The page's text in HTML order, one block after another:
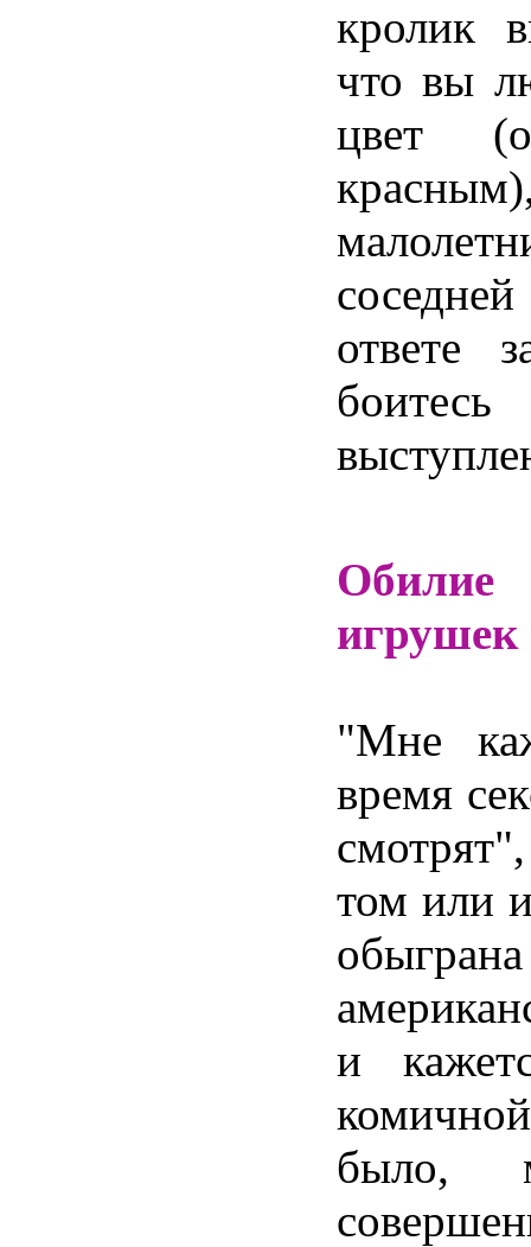
кролик
что вы
цвет
ответе
игрушек
"Мне
время
том или
и
было,